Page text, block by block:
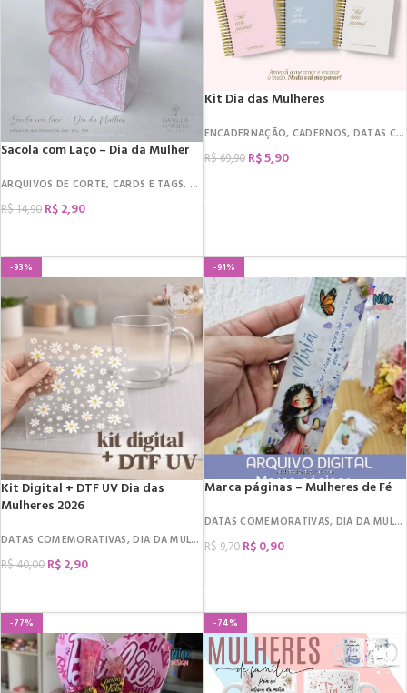
Sacola com Laço – Dia da Mulher
ARQUIVOS DE CORTE, CARDS E TAGS, DATAS COMEMORATIVAS
R$14,90 R$2,90
Kit Dia das Mulheres
ENCADERNAÇÃO, CADERNOS, DATAS COMEMORATIVAS
R$69,90 R$5,90
-93%
Kit Digital + DTF UV Dia das
Mulheres 2026
DATAS COMEMORATIVAS,DIA DA MULHER , RECURSOS CRIAÇÃO
R$40,00 R$2,90
-91%
Marca páginas – Mulheres de Fé
DATAS COMEMORATIVAS, DIA DA MULHER
R$9,70 R$0,90
-77% -74%